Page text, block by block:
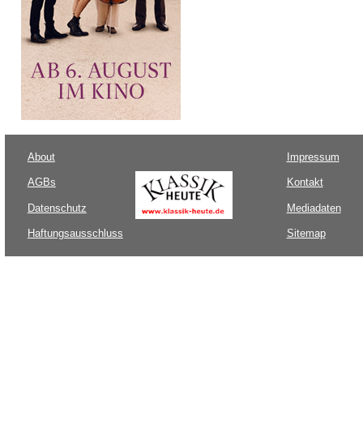
About
AGBs
Datenschutz
Haftungsausschluss
Impressum
Kontakt
Mediadaten
Sitemap